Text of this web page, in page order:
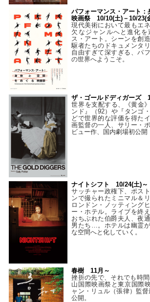
パフォーマンス・アート：
映画祭 10/10(土)－10/23(
現代美術において最もエ
欠なジャンルへと進化
ス・アート。シーンを創
駆者たちのドキュメンタ
自由すぎて深すぎる、パ
の世界へようこそ。
ザ・ゴールドディガーズ
世界を支配する、《黄金
ンド』（92）や『タンゴ
どで世界的な評価を得た
画監督の一人、サリー・
ビュー作、国内劇場初公開
ナイトシフト 10/24(土)～
サッチャー政権下、ポス
ンで撮られたミニマル＆
ロンドン・ノッティング
ー・ホテル。ライブを終
おちぶれた伯爵夫人、夜
男たち…。ホテルは幽霊
な空間へと化していく。
春樹 11月～
挫折の先で、それでも時
山国際映画祭と東京国際
ャン・リュル（張律）監
公開。